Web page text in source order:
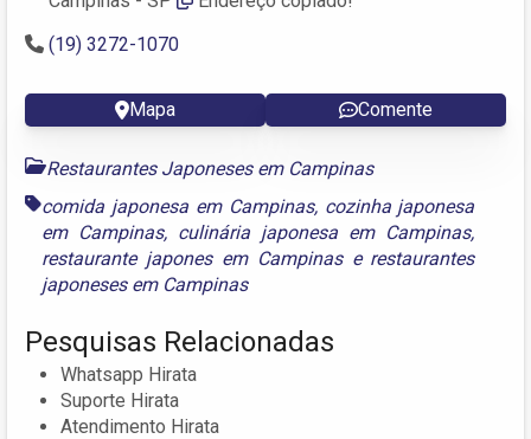
(19) 3272-1070
Mapa Comente
Restaurantes Japoneses em Campinas
comida japonesa em Campinas, cozinha japonesa
em Campinas, culinária japonesa em Campinas,
restaurante japones em Campinase restaurantes
japoneses em Campinas
Pesquisas Relacionadas
Whatsapp Hirata
Suporte Hirata
Atendimento Hirata